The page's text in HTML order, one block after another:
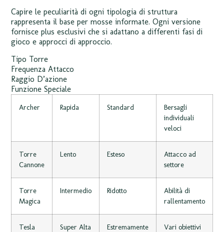
Capire le peculiarità di ogni tipologia di struttura
rappresenta il base per mosse informate. Ogni versione
fornisce plus esclusivi che si adattano a differenti fasi di
gioco e approcci di approccio.
Tipo Torre
Frequenza Attacco
Raggio D’azione
Funzione Speciale
Archer Rapida Standard
Bersagli
individuali
veloci
Torre
Cannone
Lento Esteso
Attacco ad
settore
Torre
Magica
Intermedio Ridotto
Abilità di
rallentamento
Tesla Super Alta
Estremamente
Vari obiettivi